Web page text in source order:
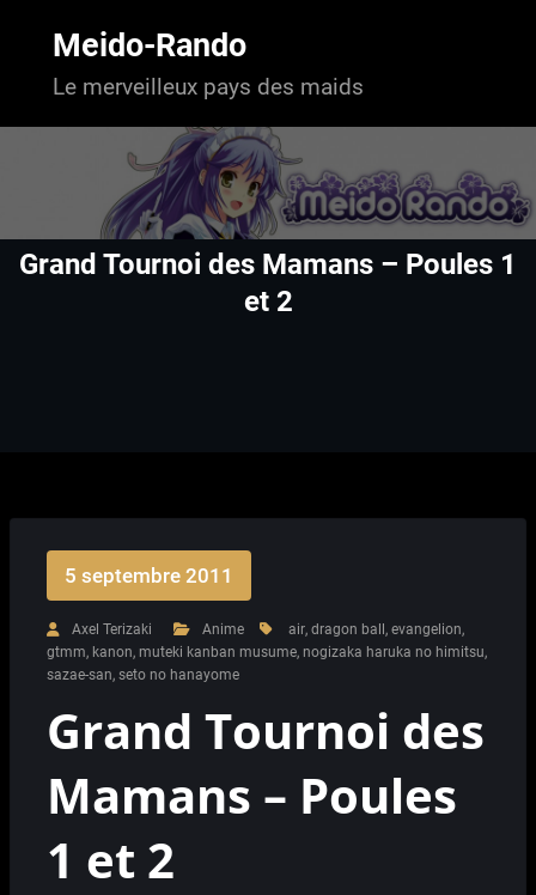
Meido-Rando
Le merveilleux pays des maids
Grand Tournoi des Mamans – Poules 1
et 2
5 septembre 2011
Axel Terizaki Anime air, dragon ball, evangelion,
gtmm, kanon, muteki kanban musume, nogizaka haruka no himitsu,
sazae-san, seto no hanayome
Grand Tournoi des
Mamans – Poules
1 et 2